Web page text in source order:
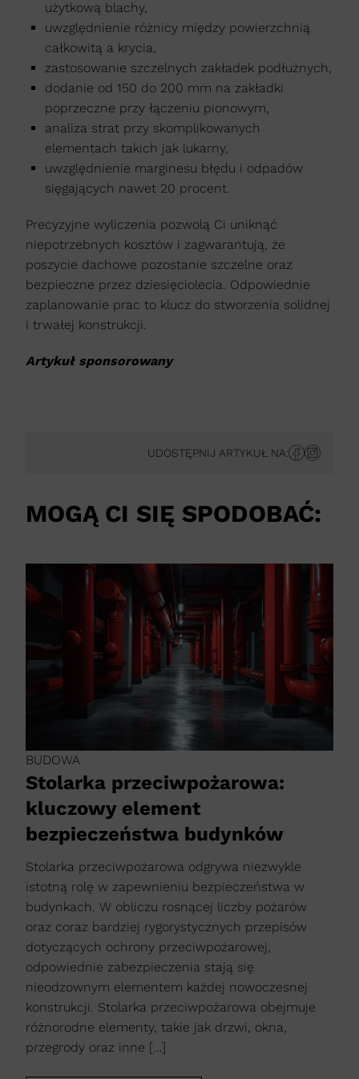
użytkową blachy,
uwzględnienie różnicy między powierzchnią
całkowitą a krycia,
zastosowanie szczelnych zakładek podłużnych,
dodanie od 150 do 200 mm na zakładki
poprzeczne przy łączeniu pionowym,
analiza strat przy skomplikowanych
elementach takich jak lukarny,
uwzględnienie marginesu błędu i odpadów
sięgających nawet 20 procent.
Precyzyjne wyliczenia pozwolą Ci uniknąć
niepotrzebnych kosztów i zagwarantują, że
poszycie dachowe pozostanie szczelne oraz
bezpieczne przez dziesięciolecia. Odpowiednie
zaplanowanie prac to klucz do stworzenia solidnej
i trwałej konstrukcji.
Artykuł sponsorowany
UDOSTĘPNIJ ARTYKUŁ NA:
MOGĄ CI SIĘ SPODOBAĆ:
BUDOWA
Stolarka przeciwpożarowa:
kluczowy element
bezpieczeństwa budynków
Stolarka przeciwpożarowa odgrywa niezwykle
istotną rolę w zapewnieniu bezpieczeństwa w
budynkach. W obliczu rosnącej liczby pożarów
oraz coraz bardziej rygorystycznych przepisów
dotyczących ochrony przeciwpożarowej,
odpowiednie zabezpieczenia stają się
nieodzownym elementem każdej nowoczesnej
konstrukcji. Stolarka przeciwpożarowa obejmuje
różnorodne elementy, takie jak drzwi, okna,
przegrody oraz inne […]